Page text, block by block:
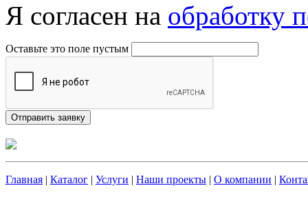
Я согласен на обработку
Оставьте это поле пустым
Главная | Каталог | Услуги | Наши проекты | О компании |